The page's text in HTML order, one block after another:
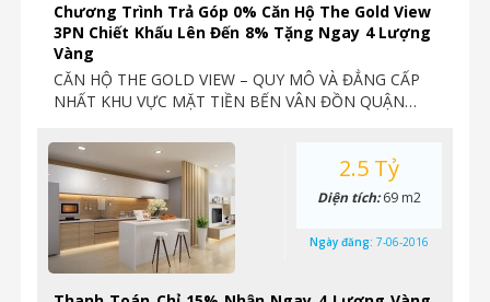
Chương Trình Trả Góp 0% Căn Hộ The Gold View
3PN Chiết Khấu Lên Đến 8% Tặng Ngay 4 Lượng
Vàng
CĂN HỘ THE GOLD VIEW – QUY MÔ VÀ ĐẲNG CẤP
NHẤT KHU VỰC MẶT TIỀN BẾN VÂN ĐỒN QUẬN…
2.5 Tỷ
Diện tích:69 m2
Ngày đăng: 7-06-2016